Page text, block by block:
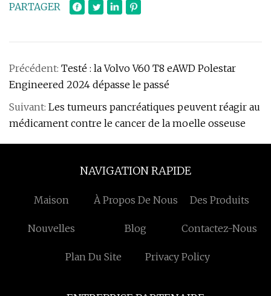
PARTAGER
Précédent: Testé : la Volvo V60 T8 eAWD Polestar
Engineered 2024 dépasse le passé
Suivant: Les tumeurs pancréatiques peuvent réagir au
médicament contre le cancer de la moelle osseuse
NAVIGATION RAPIDE
Maison À Propos De Nous Des Produits
Nouvelles Blog Contactez-Nous
Plan Du Site Privacy Policy